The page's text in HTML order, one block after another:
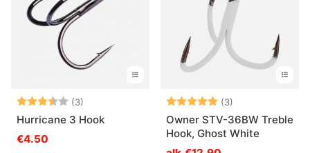
Arvio: (3)
3.7 5:sta tähdestä
Hurricane 3 Hook
€4.50
Arvio: (3)
Owner STV-36BW Treble
Hook, Ghost White